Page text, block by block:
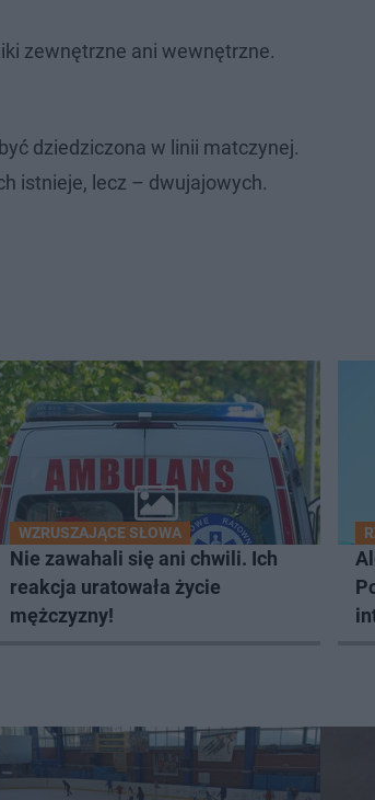
zewnętrzne ani wewnętrzne.
dziedziczona w linii matczynej.
istnieje, lecz – dwujajowych.
WZRUSZAJĄCE SŁOWA
Nie zawahali się ani chwili. Ich
reakcja uratowała życie
mężczyzny!